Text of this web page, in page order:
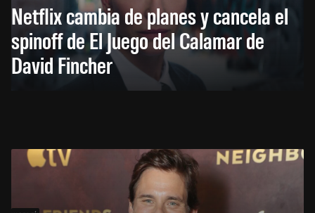
Netflix cambia de planes y cancela el
spinoff de El Juego del Calamar de
David Fincher